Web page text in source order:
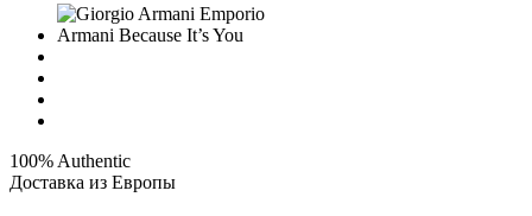
100% Authentic
Доставка из Европы